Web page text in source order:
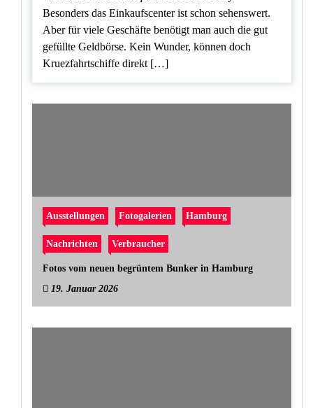
Besonders das Einkaufscenter ist schon sehenswert.
Aber für viele Geschäfte benötigt man auch die gut
gefüllte Geldbörse. Kein Wunder, können doch
Kruezfahrtschiffe direkt […]
Ausstellungen Fotogalerien Hamburg
Nachrichten Verbraucher
Fotos vom neuen begrüntem Bunker in Hamburg
19. Januar 2026